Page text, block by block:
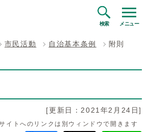
検索 メニュー
市民活動 自治基本条例 附則
[更新日：2021年2月24日]
イトへのリンクは別ウィンドウで開きます